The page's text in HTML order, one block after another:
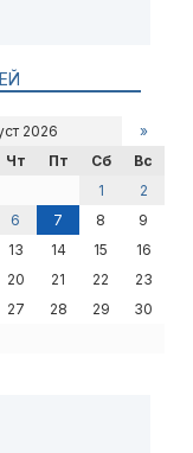
2026
»
Чт Пт Сб
Вс
1
2
6 7 8
9
13 14 15
16
20 21 22
23
27 28 29
30